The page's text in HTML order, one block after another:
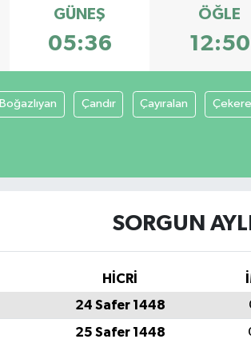
GÜNEŞ
05:36
ÖĞLE
12:50
Boğazlıyan Çandır Çayıralan
SORGUN
HİCRİ
24 Safer 1448
25 Safer 1448